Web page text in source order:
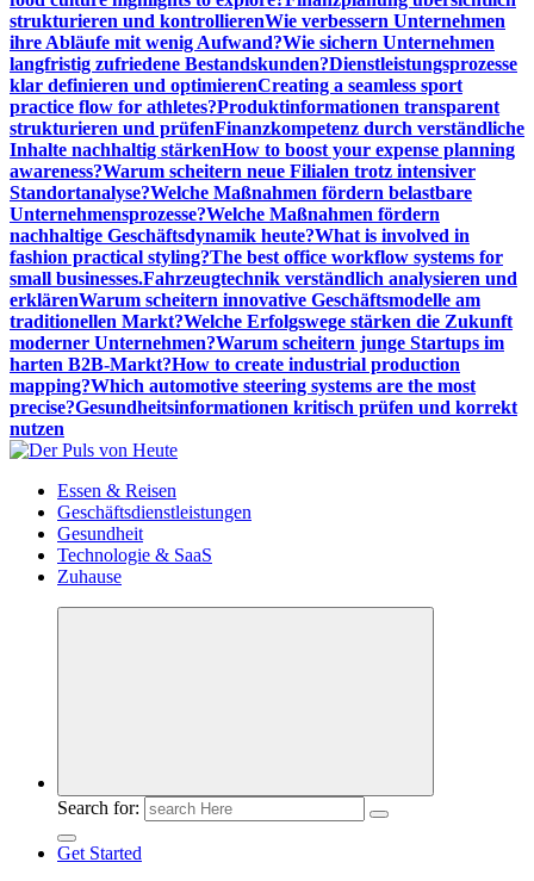
strukturieren und kontrollierenWie verbessern Unternehmen
ihre Abläufe mit wenig Aufwand?Wie sichern Unternehmen
langfristig zufriedene Bestandskunden?Dienstleistungsprozesse
klar definieren und optimierenCreating a seamless sport
practice flow for athletes?Produktinformationen transparent
strukturieren und prüfenFinanzkompetenz durch verständliche
Inhalte nachhaltig stärkenHow to boost your expense planning
awareness?Warum scheitern neue Filialen trotz intensiver
Standortanalyse?Welche Maßnahmen fördern belastbare
Unternehmensprozesse?Welche Maßnahmen fördern
nachhaltige Geschäftsdynamik heute?What is involved in
fashion practical styling?The best office workflow systems for
small businesses.Fahrzeugtechnik verständlich analysieren und
erklärenWarum scheitern innovative Geschäftsmodelle am
traditionellen Markt?Welche Erfolgswege stärken die Zukunft
moderner Unternehmen?Warum scheitern junge Startups im
harten B2B-Markt?How to create industrial production
mapping?Which automotive steering systems are the most
precise?Gesundheitsinformationen kritisch prüfen und korrekt
nutzen
Meldungen die Resonanz finden
Essen & Reisen
Geschäftsdienstleistungen
Gesundheit
Technologie & SaaS
Zuhause
Search for:
Get Started